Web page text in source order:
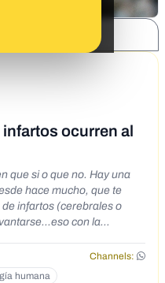
ocurren al
que si o que no. Hay una
hace mucho, que te
infartos (cerebrales o
con la
Channels:
humana